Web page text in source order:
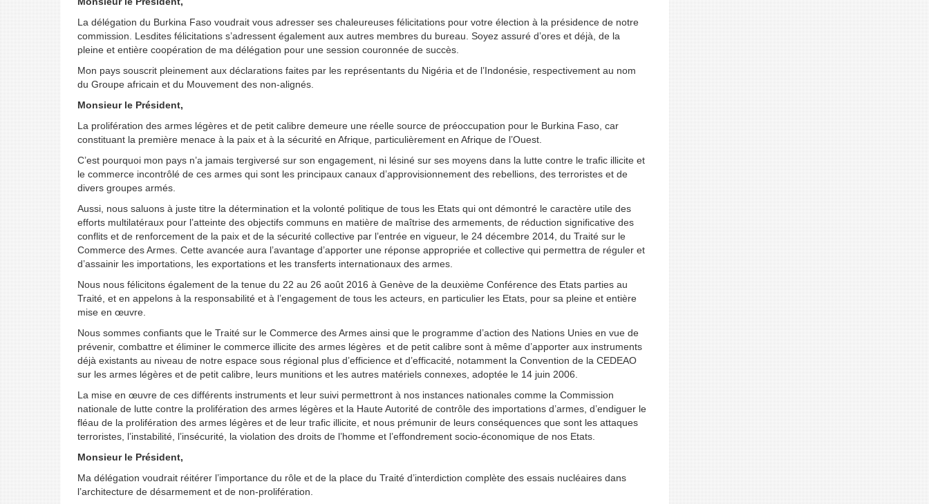
La délégation du Burkina Faso voudrait vous adresser ses chaleureuses félicitations pour votre élection à la présidence de notre
commission. Lesdites félicitations s’adressent également aux autres membres du bureau. Soyez assuré d’ores et déjà, de la
pleine et entière coopération de ma délégation pour une session couronnée de succès.
Mon pays souscrit pleinement aux déclarations faites par les représentants du Nigéria et de l’Indonésie, respectivement au nom
du Groupe africain et du Mouvement des non-alignés.
Monsieur le Président,
La prolifération des armes légères et de petit calibre demeure une réelle source de préoccupation pour le Burkina Faso, car
constituant la première menace à la paix et à la sécurité en Afrique, particulièrement en Afrique de l’Ouest.
C’est pourquoi mon pays n’a jamais tergiversé sur son engagement, ni lésiné sur ses moyens dans la lutte contre le trafic illicite et
le commerce incontrôlé de ces armes qui sont les principaux canaux d’approvisionnement des rebellions, des terroristes et de
divers groupes armés.
Aussi, nous saluons à juste titre la détermination et la volonté politique de tous les Etats qui ont démontré le caractère utile des
efforts multilatéraux pour l’atteinte des objectifs communs en matière de maîtrise des armements, de réduction significative des
conflits et de renforcement de la paix et de la sécurité collective par l’entrée en vigueur, le 24 décembre 2014, du Traité sur le
Commerce des Armes. Cette avancée aura l’avantage d’apporter une réponse appropriée et collective qui permettra de réguler et
d’assainir les importations, les exportations et les transferts internationaux des armes.
Nous nous félicitons également de la tenue du 22 au 26 août 2016 à Genève de la deuxième Conférence des Etats parties au
Traité, et en appelons à la responsabilité et à l’engagement de tous les acteurs, en particulier les Etats, pour sa pleine et entière
mise en œuvre.
Nous sommes confiants que le Traité sur le Commerce des Armes ainsi que le programme d’action des Nations Unies en vue de
prévenir, combattre et éliminer le commerce illicite des armes légères et de petit calibre sont à même d’apporter aux instruments
déjà existants au niveau de notre espace sous régional plus d’efficience et d’efficacité, notamment la Convention de la CEDEAO
sur les armes légères et de petit calibre, leurs munitions et les autres matériels connexes, adoptée le 14 juin 2006.
La mise en œuvre de ces différents instruments et leur suivi permettront à nos instances nationales comme la Commission
nationale de lutte contre la prolifération des armes légères et la Haute Autorité de contrôle des importations d’armes, d’endiguer le
fléau de la prolifération des armes légères et de leur trafic illicite, et nous prémunir de leurs conséquences que sont les attaques
terroristes, l’instabilité, l’insécurité, la violation des droits de l’homme et l’effondrement socio-économique de nos Etats.
Monsieur le Président,
Ma délégation voudrait réitérer l’importance du rôle et de la place du Traité d’interdiction complète des essais nucléaires dans
l’architecture de désarmement et de non-prolifération.